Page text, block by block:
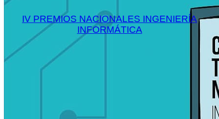
IV PREMIOS NACIONALES INGENIERÍA
INFORMÁTICA